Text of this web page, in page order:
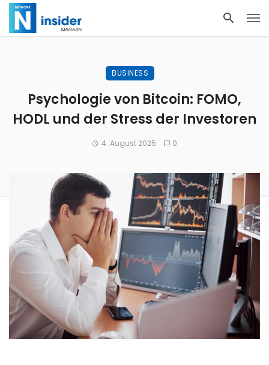
BUSINESS
Psychologie von Bitcoin: FOMO,
HODL und der Stress der Investoren
4. August 2025 0